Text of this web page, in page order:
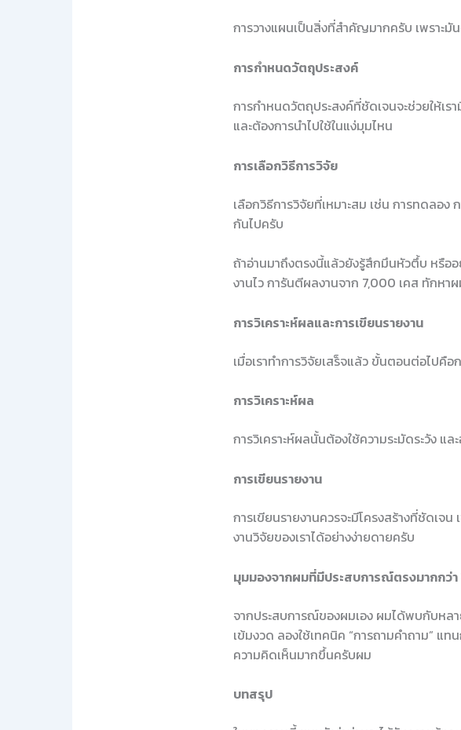
การวางแผนเป็นสิ่งที่สำคัญมากครับ เพราะมั
การกำหนดวัตถุประสงค์
การกำหนดวัตถุประสงค์ที่ชัดเจนจะช่วยให้เร
และต้องการนำไปใช้ในแง่มุมไหน
การเลือกวิธีการวิจัย
เลือกวิธีการวิจัยที่เหมาะสม เช่น การทดลอ
กันไปครับ
ถ้าอ่านมาถึงตรงนี้แล้วยังรู้สึกมึนหัวตึ้บ หรือ
งานไว การันตีผลงานจาก 7,000 เคส ทักห
การวิเคราะห์ผลและการเขียนรายงาน
เมื่อเราทำการวิจัยเสร็จแล้ว ขั้นตอนต่อไปคือ
การวิเคราะห์ผล
การวิเคราะห์ผลนั้นต้องใช้ความระมัดระวัง แ
การเขียนรายงาน
การเขียนรายงานควรจะมีโครงสร้างที่ชัดเจ
งานวิจัยของเราได้อย่างง่ายดายครับ
มุมมองจากผมที่มีประสบการณ์ตรงมากกว่า
จากประสบการณ์ของผมเอง ผมได้พบกับห
เข้มงวด ลองใช้เทคนิค “การถามคำถาม” แ
ความคิดเห็นมากขึ้นครับผม
บทสรุป